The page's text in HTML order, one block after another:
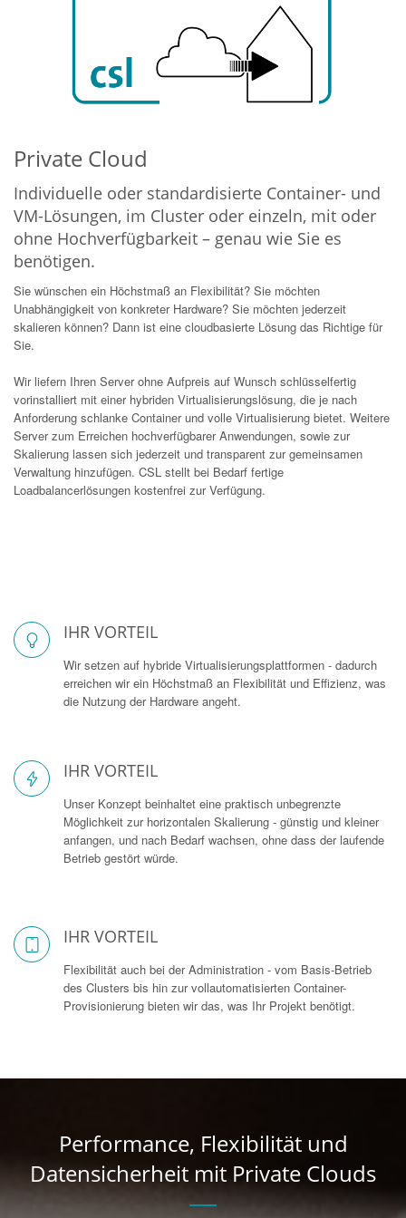
Private Cloud
Individuelle oder standardisierte Container- und
VM-Lösungen, im Cluster oder einzeln, mit oder
ohne Hochverfügbarkeit – genau wie Sie es
benötigen.
Sie wünschen ein Höchstmaß an Flexibilität? Sie möchten
Unabhängigkeit von konkreter Hardware? Sie möchten jederzeit
skalieren können? Dann ist eine cloudbasierte Lösung das Richtige für
Sie.
Wir liefern Ihren Server ohne Aufpreis auf Wunsch schlüsselfertig
vorinstalliert mit einer hybriden Virtualisierungslösung, die je nach
Anforderung schlanke Container und volle Virtualisierung bietet. Weitere
Server zum Erreichen hochverfügbarer Anwendungen, sowie zur
Skalierung lassen sich jederzeit und transparent zur gemeinsamen
Verwaltung hinzufügen. CSL stellt bei Bedarf fertige
Loadbalancerlösungen kostenfrei zur Verfügung.
IHR VORTEIL
Wir setzen auf hybride Virtualisierungsplattformen - dadurch
erreichen wir ein Höchstmaß an Flexibilität und Effizienz, was
die Nutzung der Hardware angeht.
IHR VORTEIL
Unser Konzept beinhaltet eine praktisch unbegrenzte
Möglichkeit zur horizontalen Skalierung - günstig und kleiner
anfangen, und nach Bedarf wachsen, ohne dass der laufende
Betrieb gestört würde.
IHR VORTEIL
Flexibilität auch bei der Administration - vom Basis-Betrieb
des Clusters bis hin zur vollautomatisierten Container-
Provisionierung bieten wir das, was Ihr Projekt benötigt.
Performance, Flexibilität und
Datensicherheit mit Private Clouds